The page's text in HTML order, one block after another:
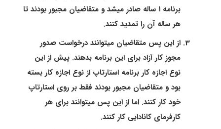
برنامه ۱ ساله صادر میشد و متقاضیان مجبور بودند تا
هر ساله آن را تمدید کنند.
از این پس متقاضیان میتوانند درخواست صدور
مجوز کار آزاد برای این برنامه بدهند. پیش از این
نوع اجازه کار برنامه استارتاپ از نوع اجازه کار بسته
بود و متقاضیان مجبور بودند فقط بر روی استارتاپ
خود کار کنند. اما از این پس میتوانند برای هر
کارفرمای کانادایی کار کنند.